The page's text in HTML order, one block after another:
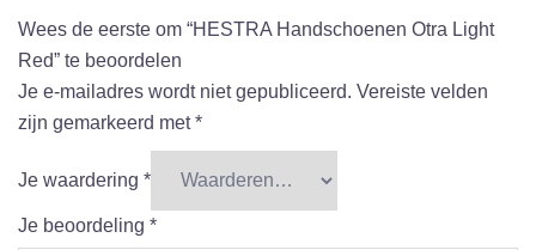
Wees de eerste om “HESTRA Handschoenen Otra Light
Red” te beoordelen
Je e-mailadres wordt niet gepubliceerd. Vereiste velden
zijn gemarkeerd met*
Je waardering *
Je beoordeling *